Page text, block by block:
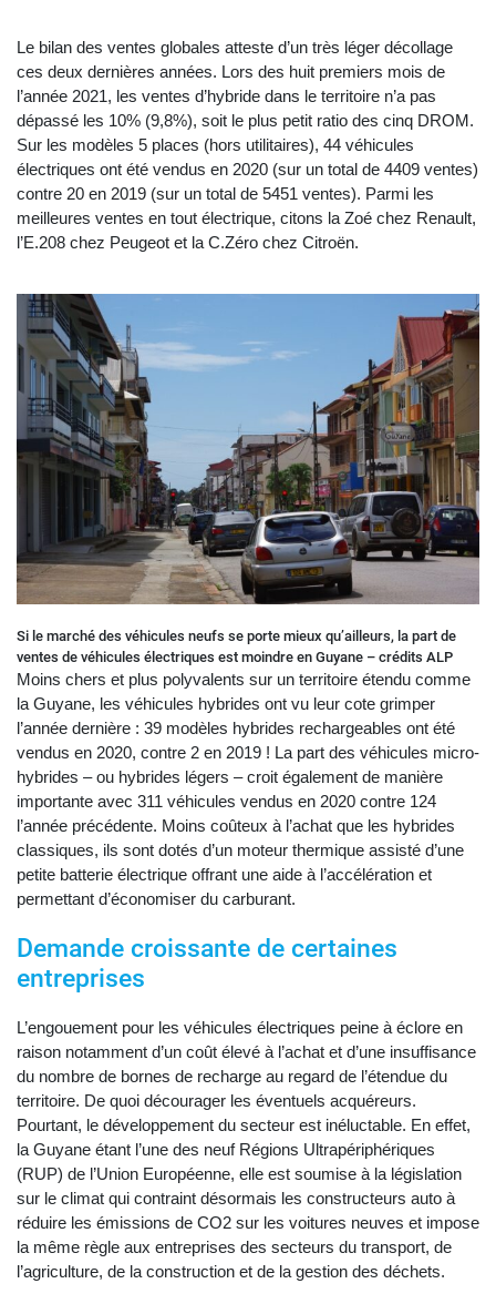
Le bilan des ventes globales atteste d’un très léger décollage
ces deux dernières années. Lors des huit premiers mois de
l’année 2021, les ventes d’hybride dans le territoire n’a pas
dépassé les 10% (9,8%), soit le plus petit ratio des cinq DROM.
Sur les modèles 5 places (hors utilitaires), 44 véhicules
électriques ont été vendus en 2020 (sur un total de 4409 ventes)
contre 20 en 2019 (sur un total de 5451 ventes). Parmi les
meilleures ventes en tout électrique, citons la Zoé chez Renault,
l’E.208 chez Peugeot et la C.Zéro chez Citroën.
Si le marché des véhicules neufs se porte mieux qu’ailleurs, la part de
ventes de véhicules électriques est moindre en Guyane – crédits ALP
Moins chers et plus polyvalents sur un territoire étendu comme
la Guyane, les véhicules hybrides ont vu leur cote grimper
l’année dernière : 39 modèles hybrides rechargeables ont été
vendus en 2020, contre 2 en 2019 ! La part des véhicules micro-
hybrides – ou hybrides légers – croit également de manière
importante avec 311 véhicules vendus en 2020 contre 124
l’année précédente. Moins coûteux à l’achat que les hybrides
classiques, ils sont dotés d’un moteur thermique assisté d’une
petite batterie électrique offrant une aide à l’accélération et
permettant d’économiser du carburant.
Demande croissante de certaines
entreprises
L’engouement pour les véhicules électriques peine à éclore en
raison notamment d’un coût élevé à l’achat et d’une insuffisance
du nombre de bornes de recharge au regard de l’étendue du
territoire. De quoi décourager les éventuels acquéreurs.
Pourtant, le développement du secteur est inéluctable. En effet,
la Guyane étant l’une des neuf Régions Ultrapériphériques
(RUP) de l’Union Européenne, elle est soumise à la législation
sur le climat qui contraint désormais les constructeurs auto à
réduire les émissions de CO2 sur les voitures neuves et impose
la même règle aux entreprises des secteurs du transport, de
l’agriculture, de la construction et de la gestion des déchets.